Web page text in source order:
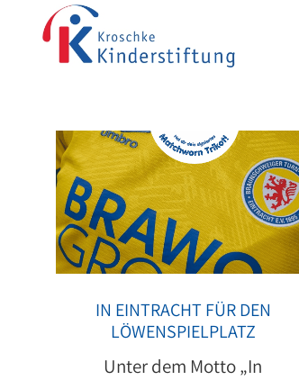
IN EINTRACHT FÜR DEN
LÖWENSPIELPLATZ
Unter dem Motto „In